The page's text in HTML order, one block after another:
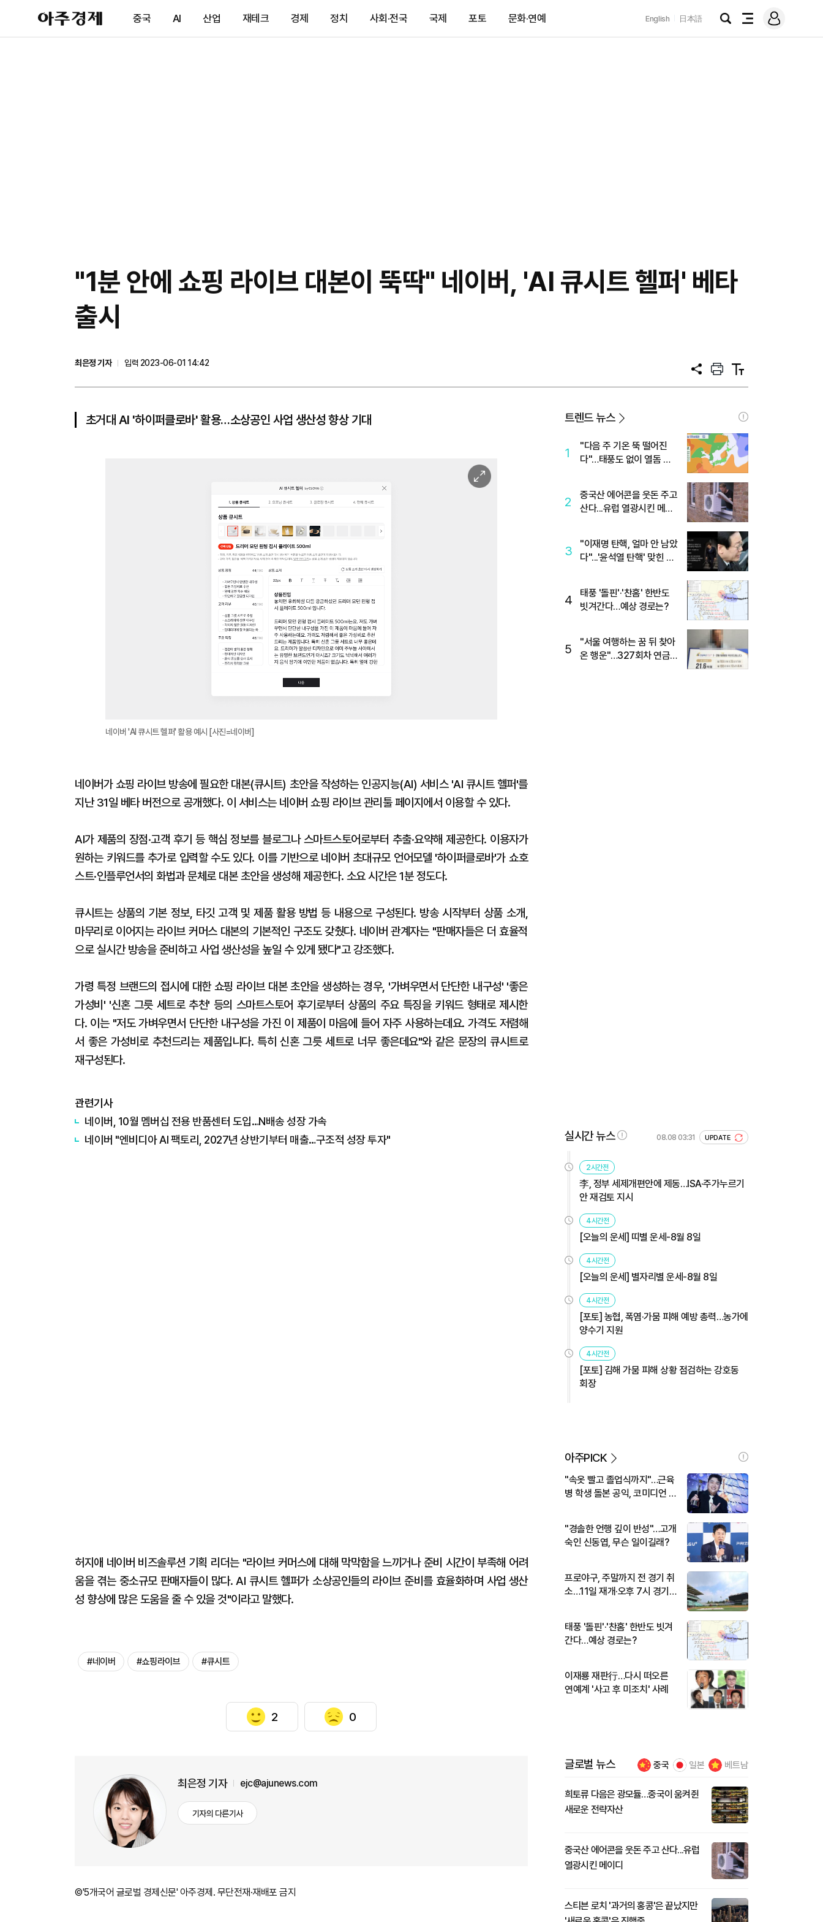
아
주
제
중국 AI 산업 재테크 경제 정치 사회·전국 국제 포토 문화·연예 English 日本語
검
전
메
그
"1분 안에 쇼핑 라이브 대본이 뚝딱" 네이버, 'AI 큐시트 헬퍼' 베타
출시
최은정 기자
입력 2023-06-01 14:42
공
프
트
텍
트
초거대 AI '하이퍼클로바' 활용…소상공인 사업 생산성 향상 기대
이
미
네이버 'AI 큐시트 헬퍼' 활용 예시 [사진=네이버]
네이버가 쇼핑 라이브 방송에 필요한 대본(큐시트) 초안을 작성하는 인공지능(AI) 서비스 'AI 큐시트 헬퍼'를
지난 31일 베타 버전으로 공개했다. 이 서비스는 네이버 쇼핑 라이브 관리툴 페이지에서 이용할 수 있다.
AI가 제품의 장점·고객 후기 등 핵심 정보를 블로그나 스마트스토어로부터 추출·요약해 제공한다. 이용자가
원하는 키워드를 추가로 입력할 수도 있다. 이를 기반으로 네이버 초대규모 언어모델 '하이퍼클로바'가 쇼호
스트·인플루언서의 화법과 문체로 대본 초안을 생성해 제공한다. 소요 시간은 1분 정도다.
큐시트는 상품의 기본 정보, 타깃 고객 및 제품 활용 방법 등 내용으로 구성된다. 방송 시작부터 상품 소개,
마무리로 이어지는 라이브 커머스 대본의 기본적인 구조도 갖췄다. 네이버 관계자는 "판매자들은 더 효율적
으로 실시간 방송을 준비하고 사업 생산성을 높일 수 있게 됐다"고 강조했다.
가령 특정 브랜드의 접시에 대한 쇼핑 라이브 대본 초안을 생성하는 경우, '가벼우면서 단단한 내구성' '좋은
가성비' '신혼 그릇 세트로 추천' 등의 스마트스토어 후기로부터 상품의 주요 특징을 키워드 형태로 제시한
다. 이는 "저도 가벼우면서 단단한 내구성을 가진 이 제품이 마음에 들어 자주 사용하는데요. 가격도 저렴해
서 좋은 가성비로 추천드리는 제품입니다. 특히 신혼 그릇 세트로 너무 좋은데요"와 같은 문장의 큐시트로
재구성된다.
관련기사
네이버, 10월 멤버십 전용 반품센터 도입…N배송 성장 가속
네이버 "엔비디아 AI 팩토리, 2027년 상반기부터 매출…구조적 성장 투자"
허지애 네이버 비즈솔루션 기획 리더는 "라이브 커머스에 대해 막막함을 느끼거나 준비 시간이 부족해 어려
움을 겪는 중소규모 판매자들이 많다. AI 큐시트 헬퍼가 소상공인들의 라이브 준비를 효율화하며 사업 생산
성 향상에 많은 도움을 줄 수 있을 것"이라고 말했다.
#네이버 #쇼핑라이브 #큐시트
2 0
최은정 기자 ejc@ajunews.com
기자의 다른기사
©'5개국어 글로벌 경제신문' 아주경제. 무단전재·재배포 금지
트렌드 뉴스
1
"다음 주 기온 뚝 떨어진
다"…태풍도 없이 열돔 박
2
중국산 에어콘을 웃돈 주고
산다...유럽 열광시킨 메이
3
"이재명 탄핵, 얼마 안 남았
다"...'윤석열 탄핵' 맞힌 무
4
태풍 '돌핀'·'찬홈' 한반도
빗겨간다…예상 경로는?
5
"서울 여행하는 꿈 뒤 찾아
온 행운"…327회차 연금
실시간 뉴스 08.08 03:31 UPDATE
2시간전
李, 정부 세제개편안에 제동…ISA·주가누르기
안 재검토 지시
4시간전
[오늘의 운세] 띠별 운세-8월 8일
4시간전
[오늘의 운세] 별자리별 운세-8월 8일
4시간전
[포토] 농협, 폭염·가뭄 피해 예방 총력…농가에
양수기 지원
4시간전
[포토] 김해 가뭄 피해 상황 점검하는 강호동
회장
아주PICK
"속옷 빨고 졸업식까지"…근육
병 학생 돌본 공익, 코미디언 김
"경솔한 언행 깊이 반성"…고개
숙인 신동엽, 무슨 일이길래?
프로야구, 주말까지 전 경기 취
소…11일 재개·오후 7시 경기
태풍 '돌핀'·'찬홈' 한반도 빗겨
간다…예상 경로는?
이재룡 재판行…다시 떠오른
연예계 '사고 후 미조치' 사례
글로벌 뉴스 중국 일본 베트남
희토류 다음은 광모듈…중국이 움켜쥔
새로운 전략자산
중국산 에어콘을 웃돈 주고 산다...유럽
열광시킨 메이디
스티븐 로치 '과거의 홍콩'은 끝났지만